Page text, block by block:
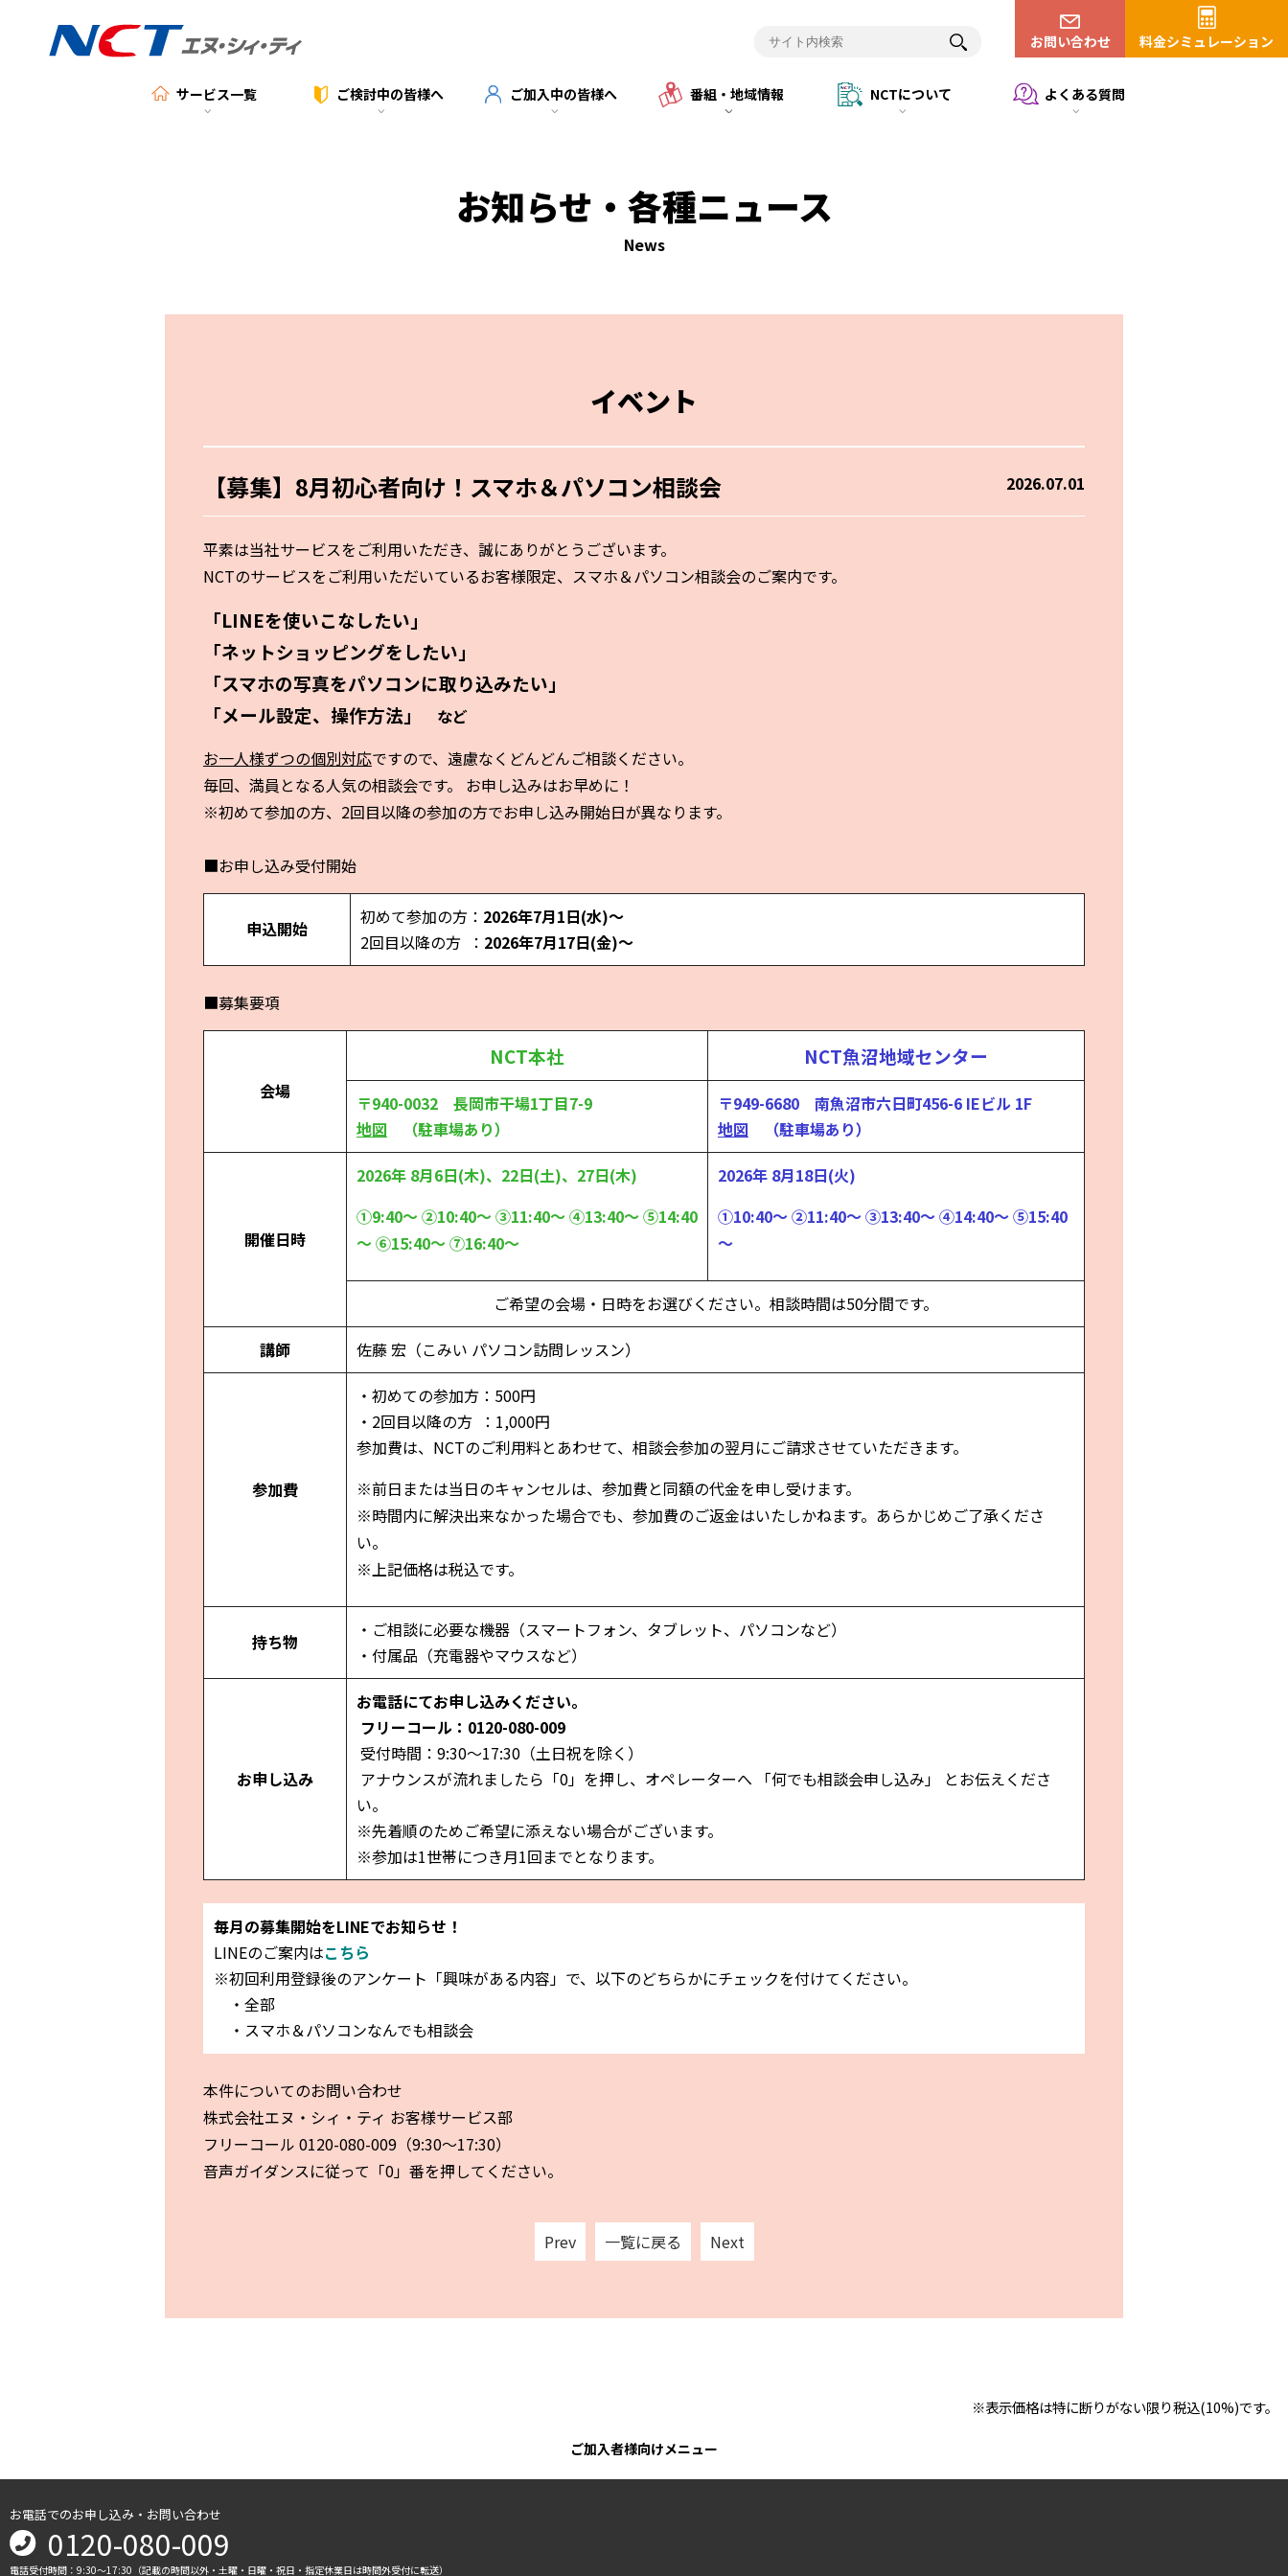
お問い合わせ 料金シミュレーション
サービス一覧 ご検討中の皆様へ ご加入中の皆様へ 番組・地域情報 NCTについて よくある質問
お知らせ・各種ニュース
News
イベント
【募集】8月初心者向け！スマホ＆パソコン相談会 2026.07.01
平素は当社サービスをご利用いただき、誠にありがとうございます。
NCTのサービスをご利用いただいているお客様限定、スマホ＆パソコン相談会のご案内です。
「LINEを使いこなしたい」
「ネットショッピングをしたい」
「スマホの写真をパソコンに取り込みたい」
「メール設定、操作方法」
など
お一人様ずつの個別対応ですので、遠慮なくどんどんご相談ください。
毎回、満員となる人気の相談会です。 お申し込みはお早めに！
※初めて参加の方、2回目以降の参加の方でお申し込み開始日が異なります。
■お申し込み受付開始
申込開始
初めて参加の方： 2026年7月1日(水)～
2回目以降の方 ： 2026年7月17日(金)～
■募集要項
会場
NCT本社 NCT魚沼地域センター
〒940-0032 長岡市干場1丁目7-9
地図 （駐車場あり）
〒949-6680 南魚沼市六日町456-6 IEビル 1F
地図 （駐車場あり）
開催日時
2026年 8月6日(木)、22日(土)、27日(木)
①9:40～ ②10:40～ ③11:40～ ④13:40～ ⑤14:40
～ ⑥15:40～ ⑦16:40～
2026年 8月18日(火)
①10:40～ ②11:40～ ③13:40～ ④14:40～ ⑤15:40
～
ご希望の会場・日時をお選びください。相談時間は50分間です。
講師
佐藤 宏（こみい パソコン訪問レッスン）
参加費
・初めての参加方：500円
・2回目以降の方 ：1,000円
参加費は、NCTのご利用料とあわせて、相談会参加の翌月にご請求させていただきます。
※前日または当日のキャンセルは、参加費と同額の代金を申し受けます。
※時間内に解決出来なかった場合でも、参加費のご返金はいたしかねます。あらかじめご了承くださ
い。
※上記価格は税込です。
持ち物
・ご相談に必要な機器（スマートフォン、タブレット、パソコンなど）
・付属品（充電器やマウスなど）
お申し込み
お電話にてお申し込みください。
フリーコール：0120-080-009
受付時間：9:30～17:30（土日祝を除く ）
アナウンスが流れましたら「0」を押し、オペレーターへ 「何でも相談会申し込み」 とお伝えくださ
い。
※先着順のためご希望に添えない場合がございます。
※参加は1世帯につき月1回までとなります。
毎月の募集開始をLINEでお知らせ！
LINEのご案内はこちら
※初回利用登録後のアンケート「興味がある内容」で、以下のどちらかにチェックを付けてください。
・全部
・スマホ＆パソコンなんでも相談会
本件についてのお問い合わせ
株式会社エヌ・シィ・ティ お客様サービス部
フリーコール 0120-080-009（9:30～17:30）
音声ガイダンスに従って「0」番を押してください。
Prev 一覧に戻る Next
※表示価格は特に断りがない限り税込(10%)です。
ご加入者様向けメニュー
お電話でのお申し込み・お問い合わせ
0120-080-009
電話受付時間：9:30～17:30（記載の時間以外・土曜・日曜・祝日・指定休業日は時間外受付に転送）